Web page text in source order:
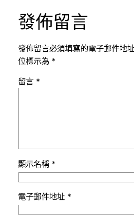
發佈留言
發佈留言必須填寫的電子郵件地
位標示為 *
留言 *
顯示名稱 *
電子郵件地址 *